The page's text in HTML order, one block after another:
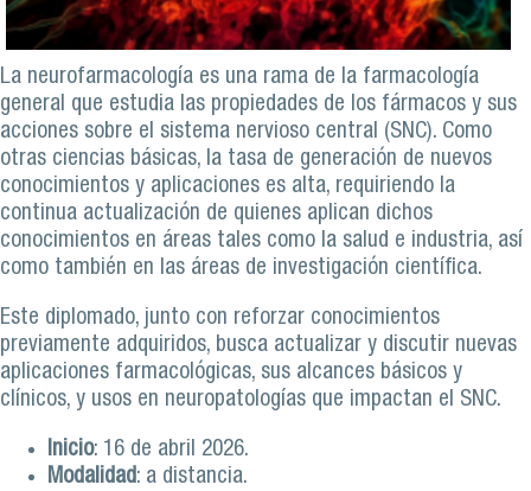
La neurofarmacología es una rama de la farmacología
general que estudia las propiedades de los fármacos y sus
acciones sobre el sistema nervioso central (SNC). Como
otras ciencias básicas, la tasa de generación de nuevos
conocimientos y aplicaciones es alta, requiriendo la
continua actualización de quienes aplican dichos
conocimientos en áreas tales como la salud e industria, así
como también en las áreas de investigación científica.
Este diplomado, junto con reforzar conocimientos
previamente adquiridos, busca actualizar y discutir nuevas
aplicaciones farmacológicas, sus alcances básicos y
clínicos, y usos en neuropatologías que impactan el SNC.
Inicio: 16 de abril 2026.
Modalidad: a distancia.